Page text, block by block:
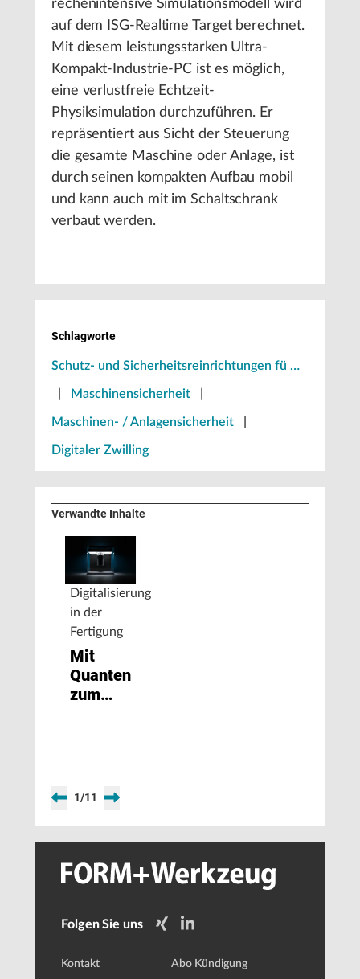
rechenintensive Simulationsmodell wird
auf dem ISG-Realtime Target berechnet.
Mit diesem leistungsstarken Ultra-
Kompakt-Industrie-PC ist es möglich,
eine verlustfreie Echtzeit-
Physiksimulation durchzuführen. Er
repräsentiert aus Sicht der Steuerung
die gesamte Maschine oder Anlage, ist
durch seinen kompakten Aufbau mobil
und kann auch mit im Schaltschrank
verbaut werden.
Schlagworte
Schutz- und Sicherheitsreinrichtungen fü …
Maschinensicherheit
Maschinen- / Anlagensicherheit
Digitaler Zwilling
Verwandte Inhalte
Digitalisierung
in der
Fertigung
Mit
Quantencomputing
zum
1/11
Folgen Sie uns
Kontakt Abo Kündigung